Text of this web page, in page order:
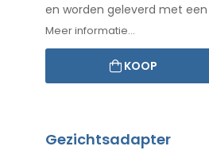
en worden geleverd met een
Meer informatie...
KOOP
Gezichtsadapter